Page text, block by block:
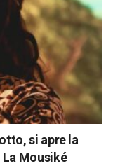
si apre la
Mousiké